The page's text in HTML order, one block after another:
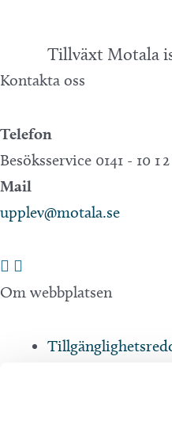
Tillväxt Motala
Kontakta oss
Telefon
Besöksservice 0141 - 10 1
Mail
upplev@motala.se
Om webbplatsen